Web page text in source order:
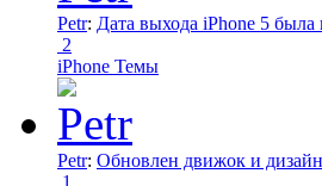
Petr: Дата выхода iPhone 5 была
2
iPhone Темы
Petr: Обновлен движок и
1